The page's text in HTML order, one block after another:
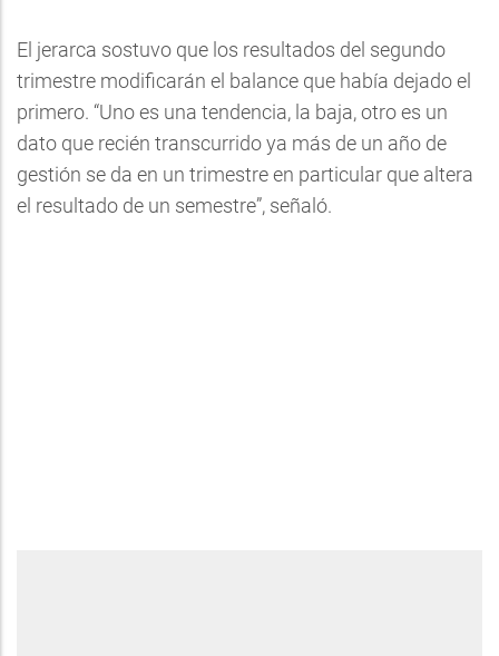
El jerarca sostuvo que los resultados del segundo
trimestre modificarán el balance que había dejado el
primero. “Uno es una tendencia, la baja, otro es un
dato que recién transcurrido ya más de un año de
gestión se da en un trimestre en particular que altera
el resultado de un semestre”, señaló.